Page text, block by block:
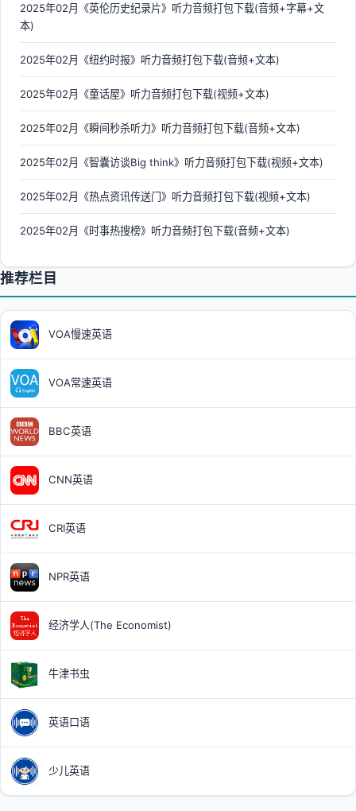
2025年02月《英伦历史纪录片》听力音频打包下载(音频+字幕+文
本)
2025年02月《纽约时报》听力音频打包下载(音频+文本)
2025年02月《童话屋》听力音频打包下载(视频+文本)
2025年02月《瞬间秒杀听力》听力音频打包下载(音频+文本)
2025年02月《智囊访谈Big think》听力音频打包下载(视频+文本)
2025年02月《热点资讯传送门》听力音频打包下载(视频+文本)
2025年02月《时事热搜榜》听力音频打包下载(音频+文本)
推荐栏目
VOA慢速英语
VOA常速英语
BBC英语
CNN英语
CRI英语
NPR英语
经济学人(The Economist)
牛津书虫
英语口语
少儿英语